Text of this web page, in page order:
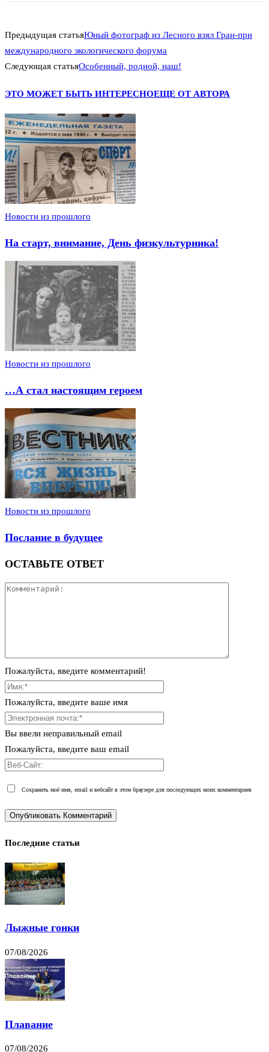
Предыдущая статьяЮный фотограф из Лесного взял Гран-при
международного экологического форума
Следующая статьяОсобенный, родной, наш!
ЭТО МОЖЕТ БЫТЬ ИНТЕРЕСНОЕЩЕ ОТ АВТОРА
Новости из прошлого
На старт, внимание, День физкультурника!
Новости из прошлого
…А стал настоящим героем
Новости из прошлого
Послание в будущее
ОСТАВЬТЕ ОТВЕТ
Пожалуйста, введите комментарий!
Пожалуйста, введите ваше имя
Вы ввели неправильный email
Пожалуйста, введите ваш email
Сохранить моё имя, email и вебсайт в этом браузере для последующих моих комментариев
Последние статьи
Лыжные гонки
07/08/2026
Плавание
07/08/2026